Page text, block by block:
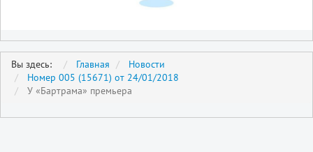
Вы здесь: Главная
Новости
Номер 005 (15671) от 24/01/2018
У «Бартрама» премьера